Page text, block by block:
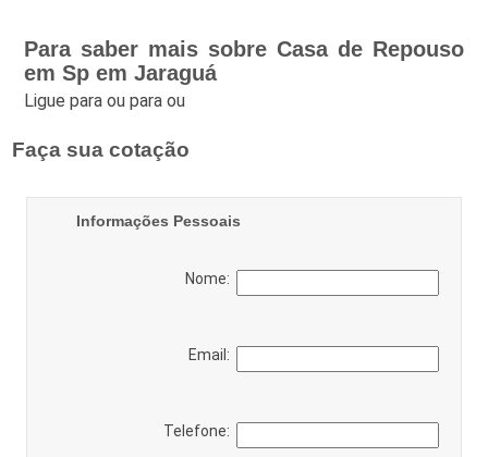
Para saber mais sobre Casa de Repouso
em Sp em Jaraguá
Ligue paraou paraou
Faça sua cotação
Informações Pessoais
Nome:
Email:
Telefone: